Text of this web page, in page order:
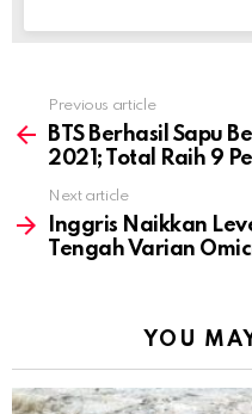
more
Previous article
BTS Berhasil Sapu
2021; Total Raih 9
Next article
Inggris Naikkan
Tengah Varian
YOU